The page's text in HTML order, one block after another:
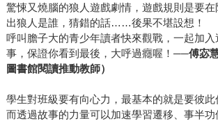
驚悚又燒腦的狼人遊戲劇情，遊戲規則是要
出狼人是誰，猜錯的話……後果不堪設想！
呼叫膽子大的青少年讀者快來觀戰，一起加
事，保證你看到最後，大呼過癮喔！──傅宓
圖書館閱讀推動教師）
學生對班級要有向心力，最基本的就是要彼此
而透過故事的力量可以加速學習遷移、事半功